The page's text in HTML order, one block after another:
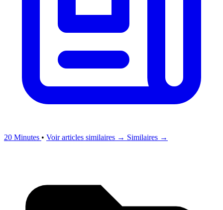
20 Minutes • Voir articles similaires → Similaires →